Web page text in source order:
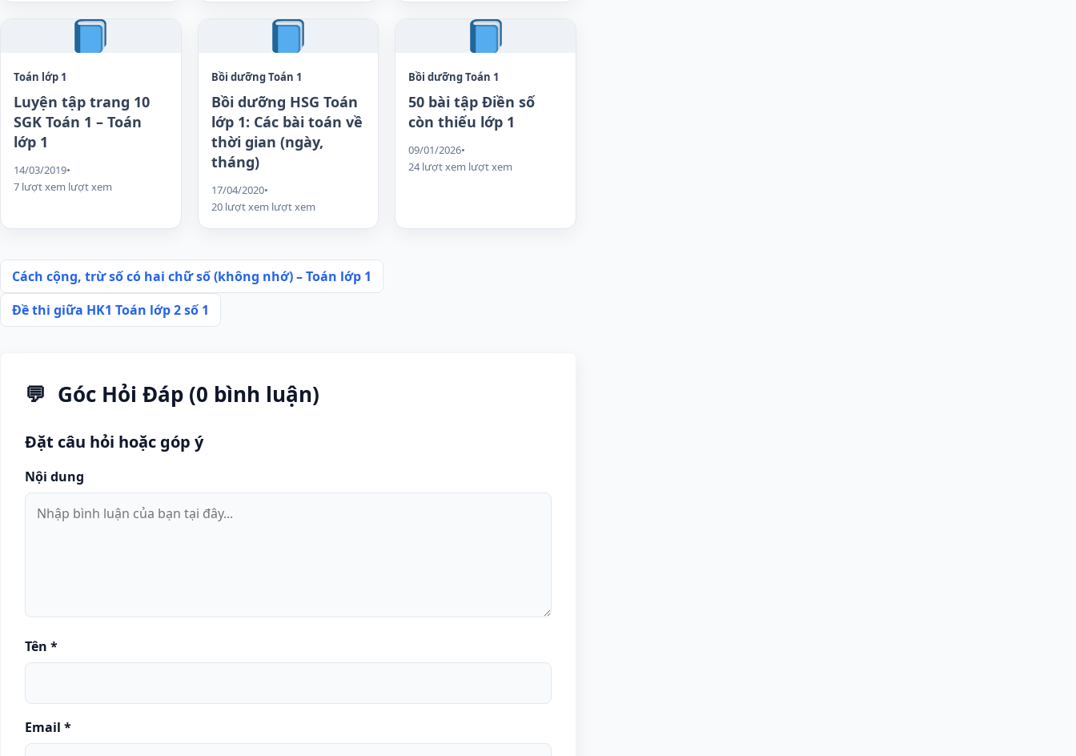
Toán lớp 1
Luyện tập trang 10
SGK Toán 1 – Toán
lớp 1
14/03/2019•
7 lượt xem lượt xem
Bồi dưỡng Toán 1
Bồi dưỡng HSG Toán
lớp 1: Các bài toán về
thời gian (ngày,
tháng)
17/04/2020•
20 lượt xem lượt xem
Bồi dưỡng Toán 1
50 bài tập Điền số
còn thiếu lớp 1
09/01/2026•
24 lượt xem lượt xem
Điều
hướng
Cách cộng, trừ số có hai chữ số (không nhớ) – Toán lớp 1
Đề thi giữa HK1 Toán lớp 2 số 1
Góc Hỏi Đáp (0 bình luận)
Đặt câu hỏi hoặc góp ý
Nội dung
Tên *
Email *